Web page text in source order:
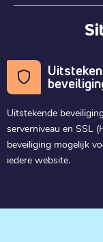
Uitstekende
serverniveau en SSL
beveiliging mogelijk
iedere website.